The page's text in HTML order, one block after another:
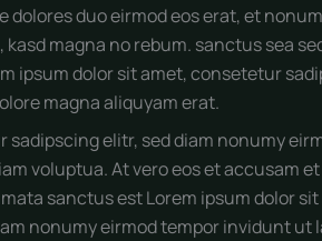
dolores duo eirmod eos erat, et
kasd magna no rebum. sanctus sea
ipsum dolor sit amet, consetetur
magna aliquyam erat.
sadipscing elitr, sed diam nonumy
voluptua. At vero eos et accusam
sanctus est Lorem ipsum dolor
nonumy eirmod tempor invidunt ut